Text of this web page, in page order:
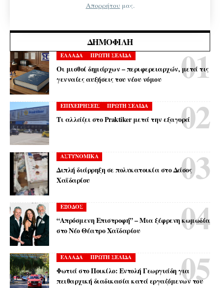
Απορρήτου μας.
ΔΗΜΟΦΙΛΉ
ΕΛΛΑΔΑ ΠΡΩΤΗ ΣΕΛΙΔΑ
Οι μισθοί δημάρχων – περιφερειαρχών, μετά τις
γενναίες αυξήσεις του νέου νόμου
ΕΠΙΧΕΙΡΗΣΕΙΣ ΠΡΩΤΗ ΣΕΛΙΔΑ
Τι αλλάζει στο Praktiker μετά την εξαγορά
ΑΣΤΥΝΟΜΙΚΑ
Διπλή διάρρηξη σε πολυκατοικία στο Δάσος
Χαϊδαρίου
ΕΞΟΔΟΣ
“Απρόσμενη Επιστροφή” – Μια ξέφρενη κωμωδία
στο Νέο Θέατρο Χαϊδαρίου
ΕΛΛΑΔΑ ΠΡΩΤΗ ΣΕΛΙΔΑ
Φωτιά στο Ποικίλο: Εντολή Γεωργιάδη για
πειθαρχική διαδικασία κατά εργαζόμενων του